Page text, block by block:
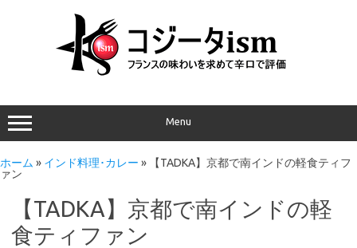
Menu
ホーム » インド料理･カレー »
【TADKA】京都で南インドの軽食ティフ
ァン
【TADKA】京都で南インドの軽
食ティファン